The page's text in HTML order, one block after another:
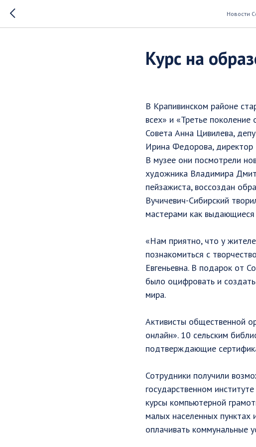
Новости
Курс на
В Крапивинском районе
всех» и «Третье
Совета Анна Цивилева,
Ирина Федорова, директор
В музее они посмотрели
художника Владимира
пейзажиста, воссоздан
Вучичевич-Сибирский
мастерами как выдающиеся
«Нам приятно, что у
познакомиться с
Евгеньевна. В подарок от
было оцифровать и
мира. ⠀
Активисты общественной
онлайн». 10 сельским
подтверждающие
Сотрудники получили
государственном
курсы компьютерной
малых населенных
оплачивать коммунальные